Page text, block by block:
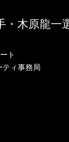
・木原龍一
ト
ティ事務局